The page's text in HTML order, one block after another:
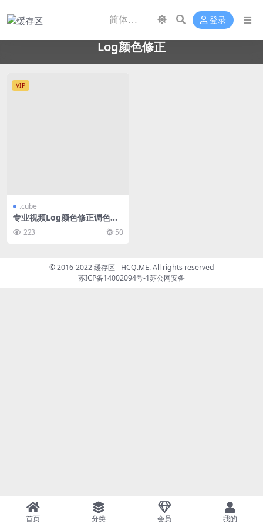
登录
Log颜色修正
VIP
.cube
专业视频Log颜色修正调色预
设lut
223 50
© 2016-2022 缓存区 - HCQ.ME. All rights reserved
苏ICP备14002094号-1苏公网安备
首页 分类 会员 我的